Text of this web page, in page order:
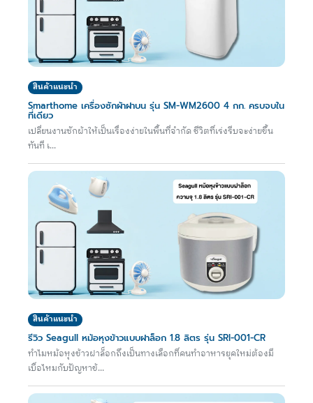
สินค้าแนะนำ
Smarthome เครื่องซักผ้าฝาบน รุ่น SM-WM2600 4 กก. ครบจบใน
ที่เดียว
เปลี่ยนงานซักผ้าให้เป็นเรื่องง่ายในพื้นที่จำกัด ชีวิตที่เร่งรีบจะง่ายขึ้น
ทันที เ...
สินค้าแนะนำ
รีวิว Seagull หม้อหุงข้าวแบบฝาล็อก 1.8 ลิตร รุ่น SRI-001-CR
ทำไมหม้อหุงข้าวฝาล็อกถึงเป็นทางเลือกที่คนทำอาหารยุคใหม่ต้องมี
เบื่อไหมกับปัญหาข้...